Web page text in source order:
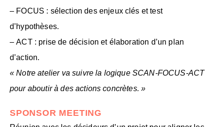
– FOCUS : sélection des enjeux clés et test
d’hypothèses.
–ACT: prise de décision et élaboration d’un plan
d’action.
« Notre atelier va suivre la logique SCAN-FOCUS-ACT
pour aboutir à des actions concrètes. »
SPONSOR MEETING